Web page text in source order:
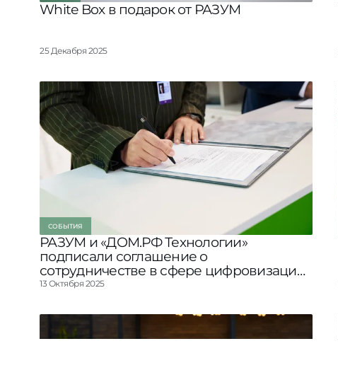
White Box в подарок от РАЗУМ
25 Декабря 2025
СОБЫТИЯ
РАЗУМ и «ДОМ.РФ Технологии»
подписали соглашение о
сотрудничестве в сфере цифровизации
строительной отрасли
13 Октября 2025